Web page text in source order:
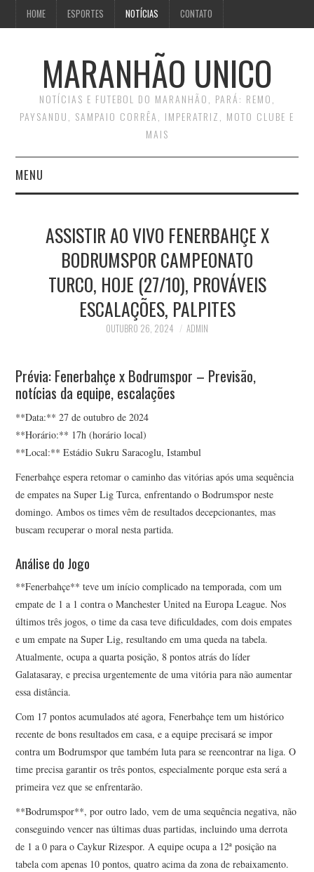
HOME ESPORTES NOTÍCIAS CONTATO
MARANHÃO UNICO
NOTÍCIAS E FUTEBOL DO MARANHÃO, PARÁ: REMO,
PAYSANDU, SAMPAIO CORRÊA, IMPERATRIZ, MOTO CLUBE E
MAIS
MENU
CONTATO
ASSISTIR AO VIVO FENERBAHÇE X
BODRUMSPOR CAMPEONATO
TURCO, HOJE (27/10), PROVÁVEIS
ESCALAÇÕES, PALPITES
OUTUBRO 26, 2024 ADMIN
Prévia: Fenerbahçe x Bodrumspor – Previsão,
notícias da equipe, escalações
**Data:** 27 de outubro de 2024
**Horário:** 17h (horário local)
**Local:** Estádio Sukru Saracoglu, Istambul
Fenerbahçe espera retomar o caminho das vitórias após uma sequência
de empates na Super Lig Turca, enfrentando o Bodrumspor neste
domingo. Ambos os times vêm de resultados decepcionantes, mas
buscam recuperar o moral nesta partida.
Análise do Jogo
**Fenerbahçe** teve um início complicado na temporada, com um
empate de 1 a 1 contra o Manchester United na Europa League. Nos
últimos três jogos, o time da casa teve dificuldades, com dois empates
e um empate na Super Lig, resultando em uma queda na tabela.
Atualmente, ocupa a quarta posição, 8 pontos atrás do líder
Galatasaray, e precisa urgentemente de uma vitória para não aumentar
essa distância.
Com 17 pontos acumulados até agora, Fenerbahçe tem um histórico
recente de bons resultados em casa, e a equipe precisará se impor
contra um Bodrumspor que também luta para se reencontrar na liga. O
time precisa garantir os três pontos, especialmente porque esta será a
primeira vez que se enfrentarão.
**Bodrumspor**, por outro lado, vem de uma sequência negativa, não
conseguindo vencer nas últimas duas partidas, incluindo uma derrota
de 1 a 0 para o Caykur Rizespor. A equipe ocupa a 12ª posição na
tabela com apenas 10 pontos, quatro acima da zona de rebaixamento.